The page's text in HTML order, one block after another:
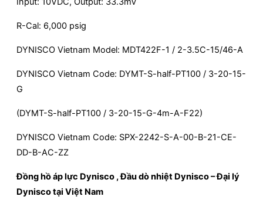
R-Cal: 6,000 psig
DYNISCO Vietnam Model: MDT422F-1 / 2-3.5C-15/46-A
DYNISCO Vietnam Code: DYMT-S-half-PT100 / 3-20-15-
G
(DYMT-S-half-PT100 / 3-20-15-G-4m-A-F22)
DYNISCO Vietnam Code: SPX-2242-S-A-00-B-21-CE-
DD-B-AC-ZZ
Đồng hồ áp lực Dynisco , Đầu dò nhiệt Dynisco – Đại lý
Dynisco tại Việt Nam